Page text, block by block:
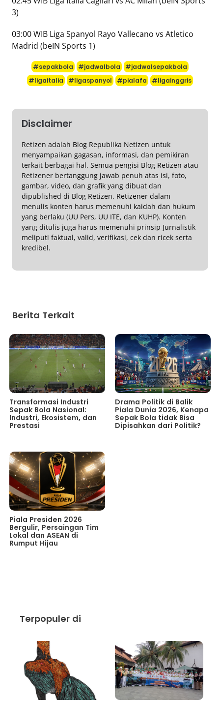
3)
03:00 WIB Liga Spanyol Rayo Vallecano vs Atletico
Madrid (beIN Sports 1)
#sepakbola #jadwalbola
#jadwalsepakbola
#ligaitalia
#ligaspanyol #pialafa #ligainggris
Disclaimer
Retizen adalah Blog Republika Netizen untuk
menyampaikan gagasan, informasi, dan pemikiran
terkait berbagai hal. Semua pengisi Blog Retizen atau
Retizener bertanggung jawab penuh atas isi, foto,
gambar, video, dan grafik yang dibuat dan
dipublished di Blog Retizen. Retizener dalam
menulis konten harus memenuhi kaidah dan hukum
yang berlaku (UU Pers, UU ITE, dan KUHP). Konten
yang ditulis juga harus memenuhi prinsip Jurnalistik
meliputi faktual, valid, verifikasi, cek dan ricek serta
kredibel.
Berita Terkait
Transformasi Industri
Sepak Bola Nasional:
Industri, Ekosistem, dan
Prestasi
Drama Politik di Balik
Piala Dunia 2026, Kenapa
Sepak Bola tidak Bisa
Dipisahkan dari Politik?
Piala Presiden 2026
Bergulir, Persaingan Tim
Lokal dan ASEAN di
Rumput Hijau
Terpopuler di